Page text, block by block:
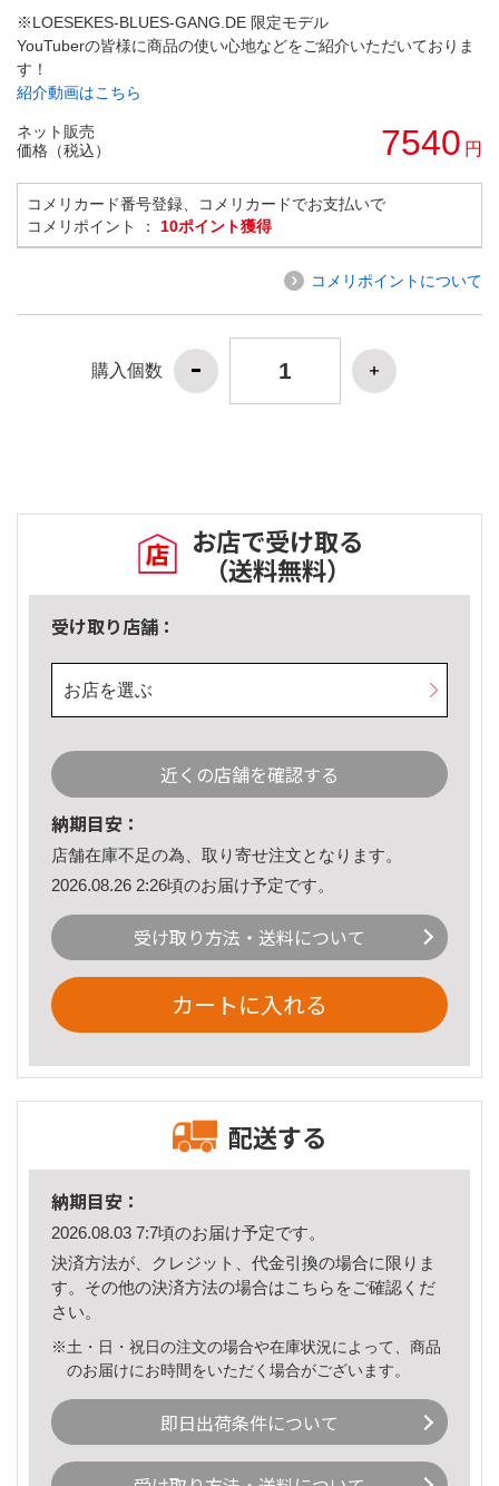
※LOESEKES-BLUES-GANG.DE 限定モデル
YouTuberの皆様に商品の使い心地などをご紹介いただいておりま
す！
紹介動画はこちら
ネット販売
価格（税込）
7540 円
コメリカード番号登録、コメリカードでお支払いで
コメリポイント ： 10ポイント獲得
コメリポイントについて
購入個数
お店で受け取る
（送料無料）
受け取り店舗：
お店を選ぶ
近くの店舗を確認する
納期目安：
店舗在庫不足の為、取り寄せ注文となります。
2026.08.26 2:26頃のお届け予定です。
受け取り方法・送料について
カートに入れる
配送する
納期目安：
2026.08.03 7:7頃のお届け予定です。
決済方法が、クレジット、代金引換の場合に限りま
す。その他の決済方法の場合はこちら をご確認くだ
さい。
※土・日・祝日の注文の場合や在庫状況によって、商品
のお届けにお時間をいただく場合がございます。
即日出荷条件について